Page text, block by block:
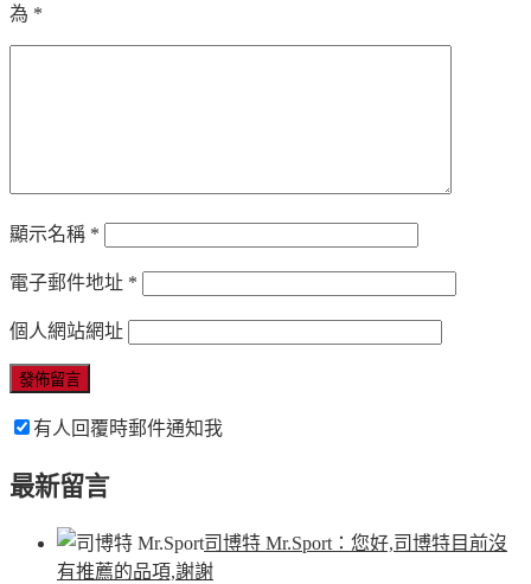
為 *
顯示名稱 *
電子郵件地址 *
個人網站網址
有人回覆時郵件通知我
最新留言
司博特 Mr.Sport ：您好,司博特目前沒
有推薦的品項,謝謝